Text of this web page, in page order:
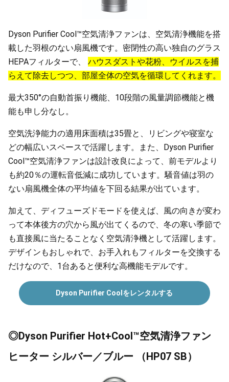
Dyson Purifier Cool™空気清浄ファンは、空気清浄機能を搭
載した羽根のない扇風機です。密閉性の高い独自のグラス
HEPAフィルターで、 ハウスダストや花粉、ウイルスを捕
らえて除去しつつ、部屋全体の空気を循環してくれます。
最大350°の自動首振り機能、10段階の風量調節機能と機
能も申し分なし。
空気洗浄能力の適用床面積は35畳と、リビングや寝室な
どの幅広いスペースで活躍します。また、Dyson Purifier
Cool™空気清浄ファンは設計改良によって、前モデルより
も約20％の運転音低減に成功しています。騒音値は羽の
ない扇風機全体の平均値を下回る結果が出ています。
加えて、ディフューズドモードを使えば、風の向きが変わ
って本体後方の穴から風が出てくるので、冬の寒い季節で
も直接風に当たることなく空気清浄機として活躍します。
デザインもおしゃれで、お手入れもフィルターを交換する
だけなので、1台あると便利な高機能モデルです。
Dyson Purifier Coolをレンタルする
◎Dyson Purifier Hot+Cool™空気清浄ファン
ヒーター シルバー／ブルー （HP07 SB）